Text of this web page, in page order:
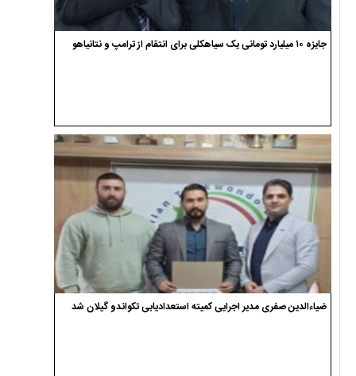
جایزه ۱۰ میلیارد تومانی یک سیاهکلی برای انتقام از ترامپ و نتانیاهو
ضیاءالدین صفری مدیر اجرایی کمیته استعدادیابی تکواندو گیلان شد